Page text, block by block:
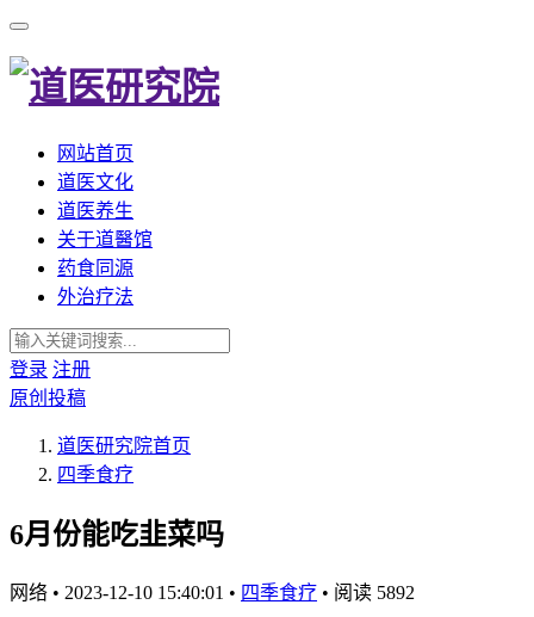
网站首页
道医文化
道医养生
关于道醫馆
药食同源
外治疗法
登录 注册
原创投稿
道医研究院首页
四季食疗
6月份能吃韭菜吗
网络 • 2023-12-10 15:40:01 • 四季食疗 • 阅读 5892